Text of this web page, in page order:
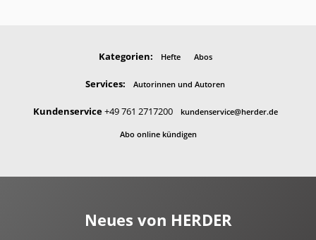
Kategorien: Hefte Abos
Services: Autorinnen und Autoren
Kundenservice+49 761 2717200 kundenservice@herder.de
Abo online kündigen
Neues von HERDER